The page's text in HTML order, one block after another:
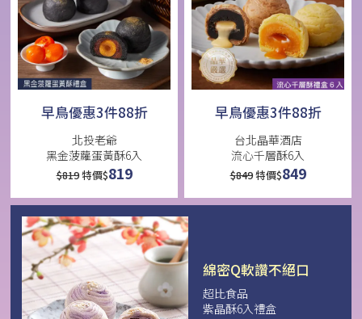
早鳥優惠3件88折
北投老爺
黑金菠蘿蛋黃酥6入
$819特價$819
早鳥優惠3件88折
台北晶華酒店
流心千層酥6入
$849特價$849
綿密Q軟讚不絕口
超比食品
紫晶酥6入禮盒